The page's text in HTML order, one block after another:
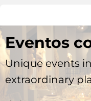
Eventos
Unique events
extraordinary